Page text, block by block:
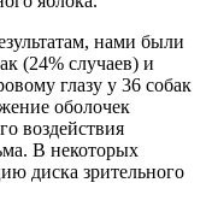
нами были
(24% случаев) и
глазу у 36 собак
оболочек
воздействия
В некоторых
диска зрительного